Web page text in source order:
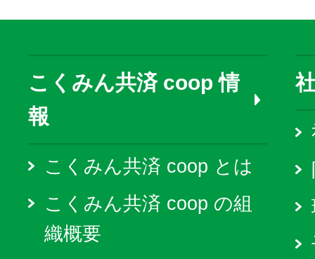
こくみん共済 coop 情
報
こくみん共済 coop とは
こくみん共済 coop の組
織概要